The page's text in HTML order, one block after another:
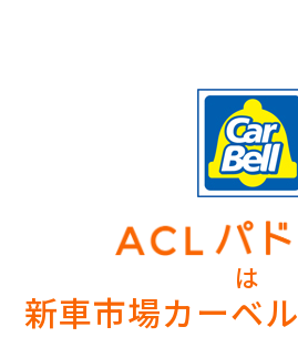
は
新車市場カーベル